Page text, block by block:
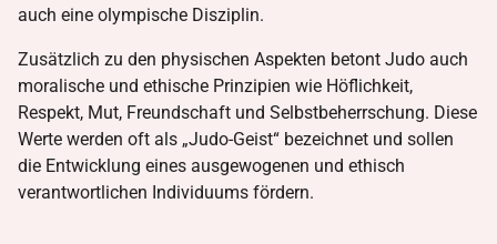
auch eine olympische Disziplin.
Zusätzlich zu den physischen Aspekten betont Judo auch
moralische und ethische Prinzipien wie Höflichkeit,
Respekt, Mut, Freundschaft und Selbstbeherrschung. Diese
Werte werden oft als „Judo-Geist“ bezeichnet und sollen
die Entwicklung eines ausgewogenen und ethisch
verantwortlichen Individuums fördern.